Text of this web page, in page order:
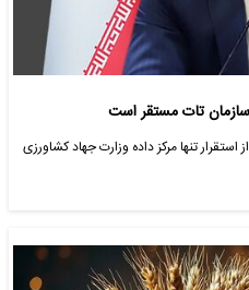
سازمان تات مستقر است
استقرار تنها مرکز داده وزارت جهاد کشاورزی